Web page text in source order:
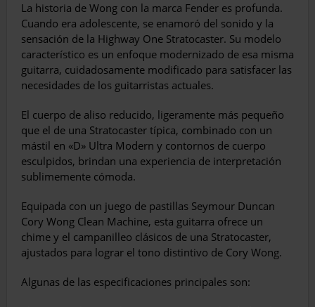
La historia de Wong con la marca Fender es profunda.
Cuando era adolescente, se enamoró del sonido y la
sensación de la Highway One Stratocaster. Su modelo
característico es un enfoque modernizado de esa misma
guitarra, cuidadosamente modificado para satisfacer las
necesidades de los guitarristas actuales.
El cuerpo de aliso reducido, ligeramente más pequeño
que el de una Stratocaster típica, combinado con un
mástil en «D» Ultra Modern y contornos de cuerpo
esculpidos, brindan una experiencia de interpretación
sublimemente cómoda.
Equipada con un juego de pastillas Seymour Duncan
Cory Wong Clean Machine, esta guitarra ofrece un
chime y el campanilleo clásicos de una Stratocaster,
ajustados para lograr el tono distintivo de Cory Wong.
Algunas de las especificaciones principales son: